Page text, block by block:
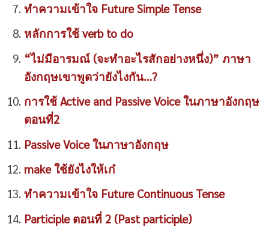
ทำความเข้าใจ Future Simple Tense
หลักการใช้ verb to do
“ไม่มีอารมณ์ (จะทำอะไรสักอย่างหนึ่ง)” ภาษา
อังกฤษเขาพูดว่ายังไงกัน…?
การใช้ Active and Passive Voice ในภาษาอังกฤษ
ตอนที่2
Passive Voice ในภาษาอังกฤษ
make ใช้ยังไงให้เก๋
ทำความเข้าใจ Future Continuous Tense
Participle ตอนที่ 2 (Past participle)